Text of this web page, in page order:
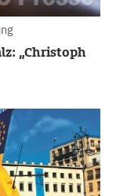
„Christoph